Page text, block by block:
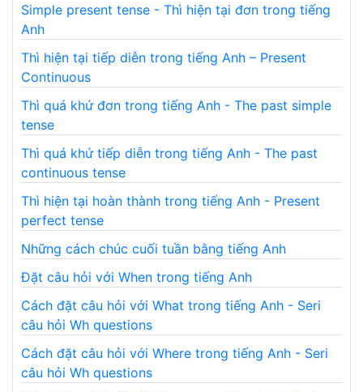
Simple present tense - Thì hiện tại đơn trong tiếng
Anh
Thì hiện tại tiếp diễn trong tiếng Anh – Present
Continuous
Thì quá khứ đơn trong tiếng Anh - The past simple
tense
Thì quá khứ tiếp diễn trong tiếng Anh - The past
continuous tense
Thì hiện tại hoàn thành trong tiếng Anh - Present
perfect tense
Những cách chúc cuối tuần bằng tiếng Anh
Đặt câu hỏi với When trong tiếng Anh
Cách đặt câu hỏi với What trong tiếng Anh - Seri
câu hỏi Wh questions
Cách đặt câu hỏi với Where trong tiếng Anh - Seri
câu hỏi Wh questions